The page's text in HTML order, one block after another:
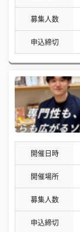
募集人数
申込締切
開催日時
開催場所
募集人数
申込締切